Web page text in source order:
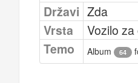
Državi Zda
Vrsta
Vozilo
Temo
Album 64